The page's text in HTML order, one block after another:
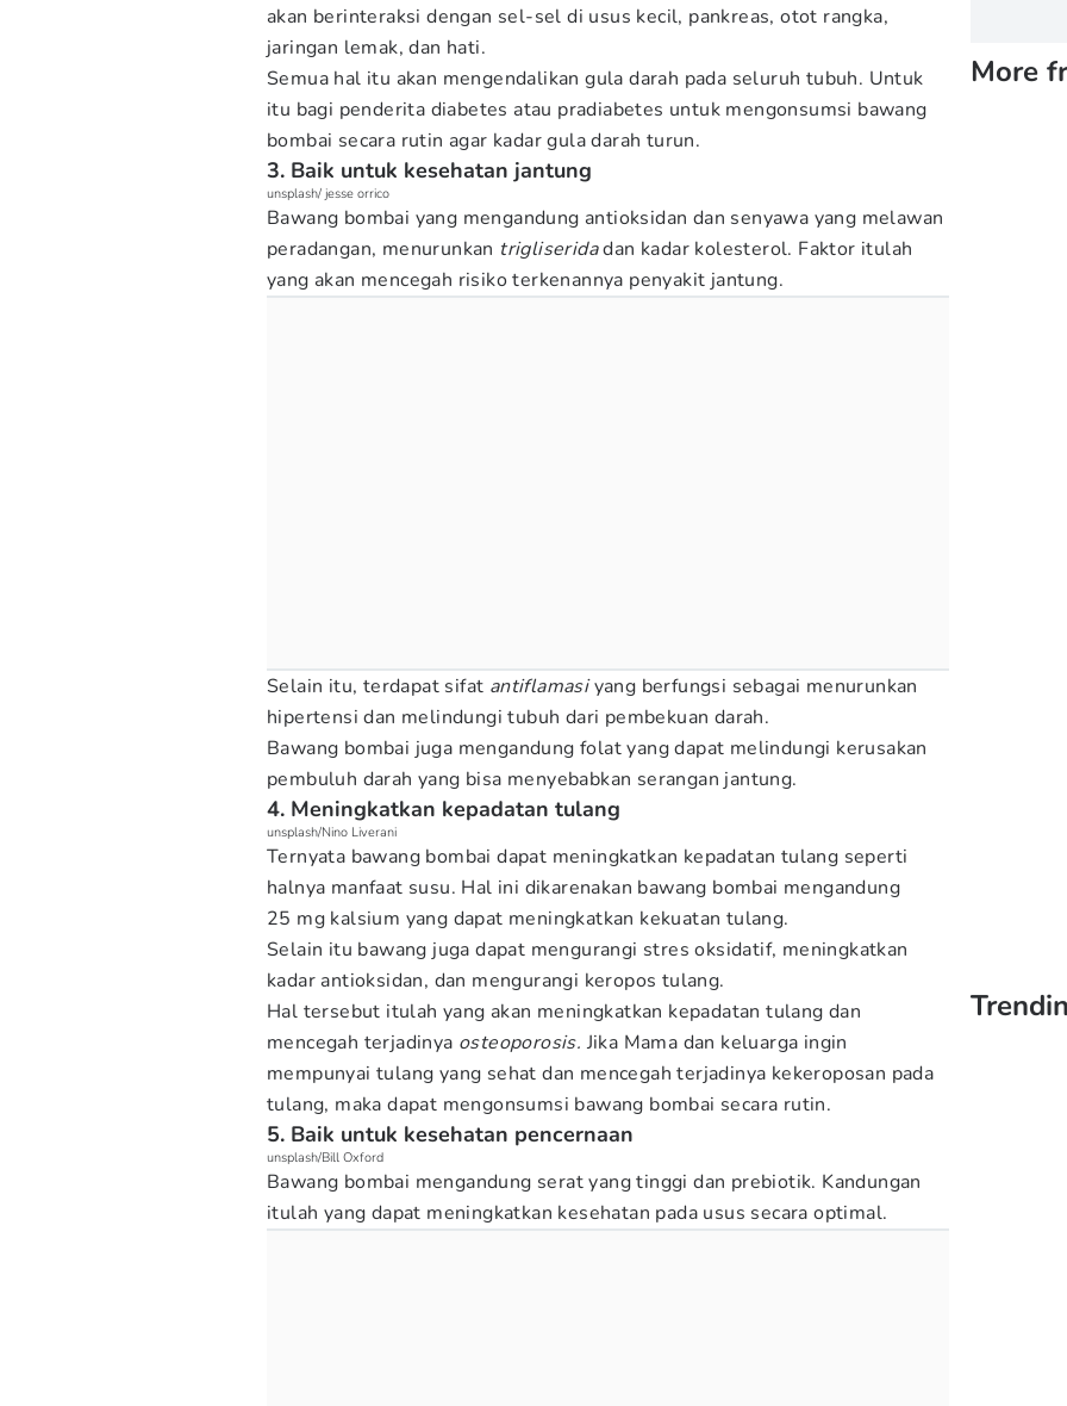
akan berinteraksi dengan sel-sel di usus kecil, pankreas, otot rangka,
jaringan lemak, dan hati.
Semua hal itu akan mengendalikan gula darah pada seluruh tubuh. Untuk
itu bagi penderita diabetes atau pradiabetes untuk mengonsumsi bawang
bombai secara rutin agar kadar gula darah turun.
3. Baik untuk kesehatan jantung
unsplash/ jesse orrico
Bawang bombai yang mengandung antioksidan dan senyawa yang melawan
peradangan, menurunkan trigliseridadan kadar kolesterol. Faktor itulah
yang akan mencegah risiko terkenannya penyakit jantung.
Selain itu, terdapat sifat antiflamasiyang berfungsi sebagai menurunkan
hipertensi dan melindungi tubuh dari pembekuan darah.
Bawang bombai juga mengandung folat yang dapat melindungi kerusakan
pembuluh darah yang bisa menyebabkan serangan jantung.
4. Meningkatkan kepadatan tulang
unsplash/Nino Liverani
Ternyata bawang bombai dapat meningkatkan kepadatan tulang seperti
halnya manfaat susu. Hal ini dikarenakan bawang bombai mengandung
25 mg kalsium yang dapat meningkatkan kekuatan tulang.
Selain itu bawang juga dapat mengurangi stres oksidatif, meningkatkan
kadar antioksidan, dan mengurangi keropos tulang.
Hal tersebut itulah yang akan meningkatkan kepadatan tulang dan
mencegah terjadinya osteoporosis. Jika Mama dan keluarga ingin
mempunyai tulang yang sehat dan mencegah terjadinya kekeroposan pada
tulang, maka dapat mengonsumsi bawang bombai secara rutin.
5. Baik untuk kesehatan pencernaan
unsplash/Bill Oxford
Bawang bombai mengandung serat yang tinggi dan prebiotik. Kandungan
itulah yang dapat meningkatkan kesehatan pada usus secara optimal.
More